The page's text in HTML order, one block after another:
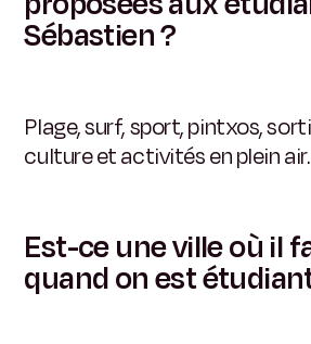
Sébastien ?
Plage, surf, sport, pintxos,
culture et activités en plein air.
Est-ce une ville où il
quand on est